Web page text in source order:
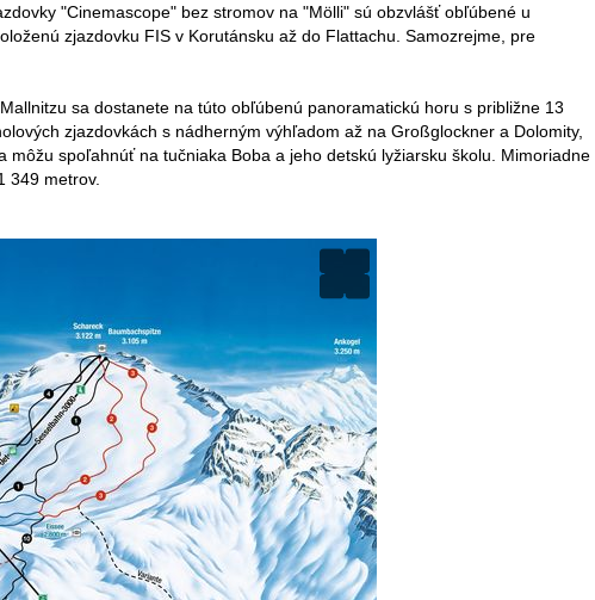
"Cinemascope" bez stromov na "Mölli" sú obzvlášť obľúbené u
zjazdovku FIS v Korutánsku až do Flattachu. Samozrejme, pre
sa dostanete na túto obľúbenú panoramatickú horu s približne 13
zjazdovkách s nádherným výhľadom až na Großglockner a Dolomity,
spoľahnúť na tučniaka Boba a jeho detskú lyžiarsku školu. Mimoriadne
349 metrov.